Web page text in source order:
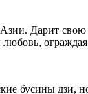
Дарит
бусины